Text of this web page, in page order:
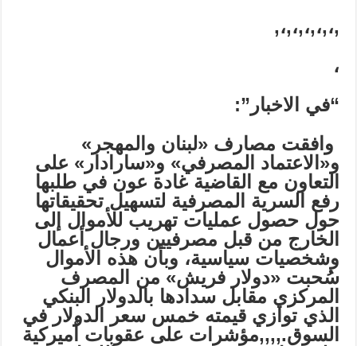
,،,،,،,،,،,
،
“في الاخبار”:
وافقت مصارف «لبنان والمهجر»
و«الاعتماد المصرفي» و«سارادار» على
التعاون مع القاضية غادة عون في طلبها
رفع السرية المصرفية لتسهيل تحقيقاتها
حول حصول عمليات تهريب للأموال إلى
الخارج من قبل مصرفيين ورجال أعمال
وشخصيات سياسية، وبأن هذه الأموال
سُحبت «دولار فريش» من المصرف
المركزي مقابل سدادها بالدولار البنكي
الذي توازي قيمته خمس سعر الدولار في
السوق.,,,,مؤشرات على عقوبات أميركية